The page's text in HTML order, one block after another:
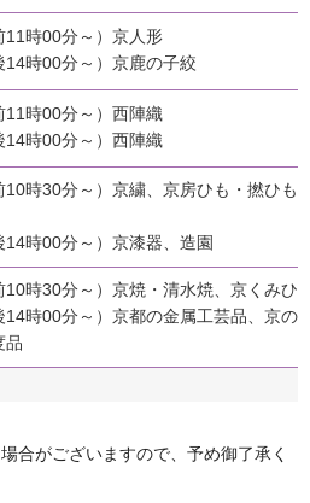
11時00分～）京人形
14時00分～）京鹿の子絞
11時00分～）西陣織
14時00分～）西陣織
10時30分～）京繍、京房ひも・撚ひも
14時00分～）京漆器、造園
10時30分～）京焼・清水焼、京くみひ
14時00分～）京都の金属工芸品、京の
品
合がございますので、予め御了承く